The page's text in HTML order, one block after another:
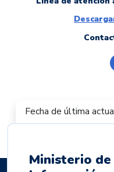
Fecha de última
Ministerio